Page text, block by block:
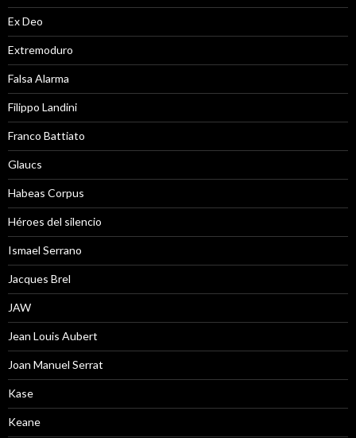
Ex Deo
Extremoduro
Falsa Alarma
Filippo Landini
Franco Battiato
Glaucs
Habeas Corpus
Héroes del silencio
Ismael Serrano
Jacques Brel
JAW
Jean Louis Aubert
Joan Manuel Serrat
Kase
Keane